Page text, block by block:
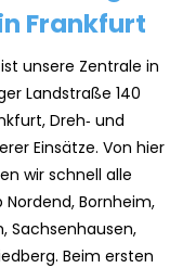
Frankfurt
unsere Zentrale in
Landstraße 140
Dreh‑ und
Einsätze. Von hier
wir schnell alle
Bornheim,
Sachsenhausen,
Beim ersten